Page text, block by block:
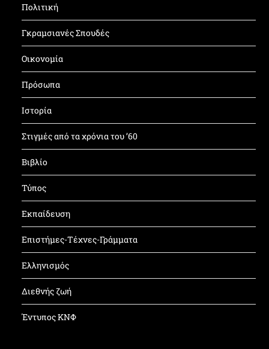
Πολιτική
Γκραμσιανές Σπουδές
Οικονομία
Πρόσωπα
Ιστορία
Στιγμές από τα χρόνια του ’60
Βιβλίο
Τύπος
Εκπαίδευση
Επιστήμες-Τέχνες-Γράμματα
Ελληνισμός
Διεθνής ζωή
Έντυπος ΚΝΦ